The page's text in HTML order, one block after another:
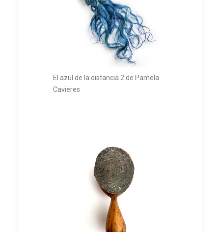
El azul de la distancia 2 de Pamela
Cavieres